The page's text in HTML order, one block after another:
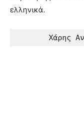
ελληνικά.
Χάρης